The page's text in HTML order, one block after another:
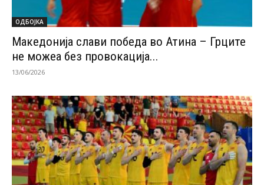
ОДБОЈКА
Македонија слави победа во Атина – Грците
не можеа без провокација...
13/06/2026